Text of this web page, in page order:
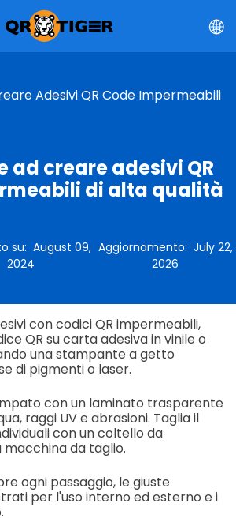
Adesivi QR Code Impermeabili
ad creare adesivi QR
di alta qualità
su:August 09,
2024
Aggiornamento: July 22,
2026
con codici QR impermeabili,
QR su carta adesiva in vinile o
una stampante a getto
di pigmenti o laser.
con un laminato trasparente
raggi UV e abrasioni. Taglia il
con un coltello da
da taglio.
ogni passaggio, le giuste
per l'uso interno ed esterno e i